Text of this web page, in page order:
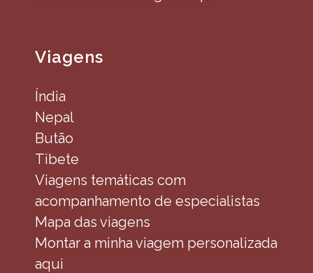
Viagens
Índia
Nepal
Butão
Tibete
Viagens temáticas com
acompanhamento de especialistas
Mapa das viagens
Montar a minha viagem personalizada
aqui